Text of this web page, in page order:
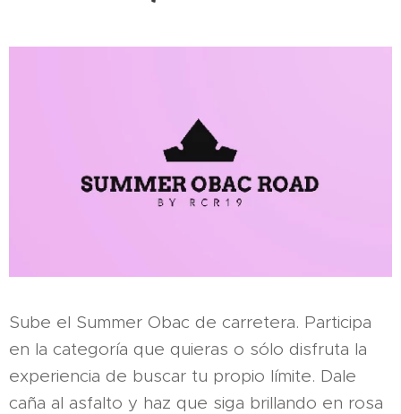
Sube el Summer Obac de carretera. Participa
en la categoría que quieras o sólo disfruta la
experiencia de buscar tu propio límite. Dale
caña al asfalto y haz que siga brillando en rosa